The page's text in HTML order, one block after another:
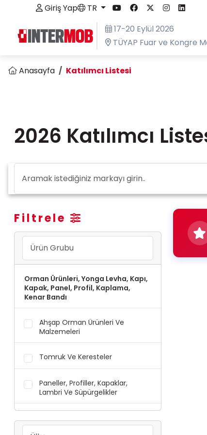
Giriş Yap
TR
17-20 Eylül 2026
TÜYAP Fuar ve Kongre
Anasayfa Katılımcı Listesi
2026 Katılımcı
Filtrele
Orman Ürünleri, Yonga Levha, Kapı,
Kapak, Panel, Profil, Kaplama,
Kenar Bandı
Ahşap Orman Ürünleri Ve
Malzemeleri
Tomruk Ve Keresteler
Paneller, Profiller, Kapaklar,
Lambri Ve Süpürgelikler
Ve Membranlar